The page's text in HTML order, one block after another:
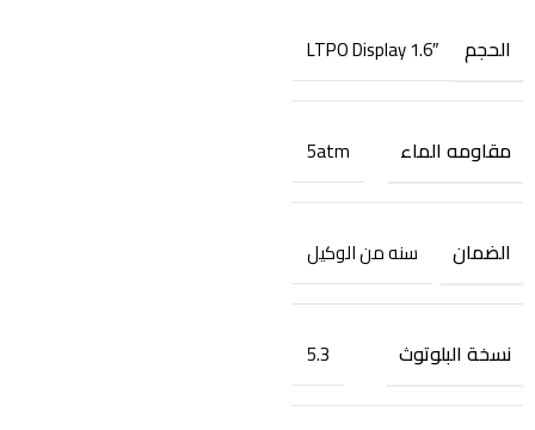
الحجم 1.6″ LTPO Display
مقاومه الماء 5atm
الضمان سنه من الوكيل
نسخة البلوتوث 5.3